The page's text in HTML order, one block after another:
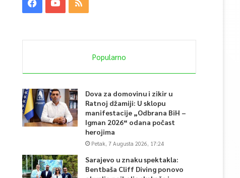
Popularno
Dova za domovinu i zikir u
Ratnoj džamiji: U sklopu
manifestacije „Odbrana BiH –
Igman 2026“ odana počast
herojima
Petak, 7 Augusta 2026, 17:24
Sarajevo u znaku spektakla:
Bentbaša Cliff Diving ponovo